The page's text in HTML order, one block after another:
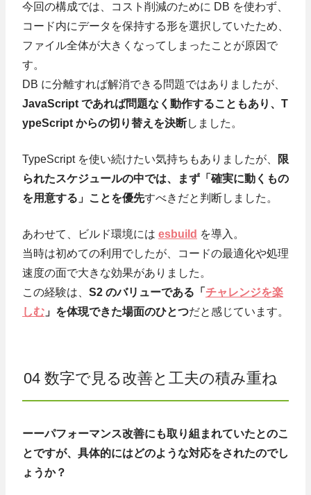
今回の構成では、コスト削減のために DB を使わず、
コード内にデータを保持する形を選択していたため、
ファイル全体が大きくなってしまったことが原因で
す。
DB に分離すれば解消できる問題ではありましたが、
JavaScript であれば問題なく動作することもあり、T
ypeScript からの切り替えを決断しました。
TypeScript を使い続けたい気持ちもありましたが、
限
られたスケジュールの中では、まず「確実に動くもの
を用意する」ことを優先すべきだと判断しました。
あわせて、ビルド環境には esbuild を導入。
当時は初めての利用でしたが、コードの最適化や処理
速度の面で大きな効果がありました。
この経験は、 S2 のバリューである「 チャレンジを楽
しむ 」を体現できた場面のひとつだと感じています。
04 数字で見る改善と工夫の積み重ね
ーーパフォーマンス改善にも取り組まれていたとのこ
とですが、具体的にはどのような対応をされたのでし
ょうか？